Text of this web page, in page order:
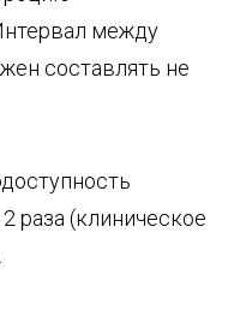
между
составлять не
раза (клиническое